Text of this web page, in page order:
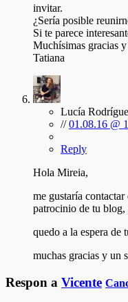
invitar.
¿Sería posible
Si te parece
Muchísimas gracias
Tatiana
Lucía
//01.08.16 @
Reply
Hola Mireia,
me gustaría
patrocinio de tu blog,
quedo a la espera de
muchas gracias y un
Respon a Vicente